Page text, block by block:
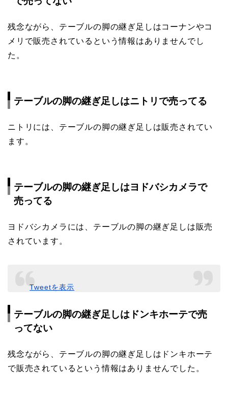
残念ながら、テーブルの脚の継ぎ足しはコーナンやコ
メリで販売されているという情報はありませんでし
た。
テーブルの脚の継ぎ足しはニトリで売ってる
ニトリには、テーブルの脚の継ぎ足しは販売されてい
ます。
テーブルの脚の継ぎ足しはヨドバシカメラで
売ってる
ヨドバシカメラには、テーブルの脚の継ぎ足しは販売
されています。
Tweetを表示
テーブルの脚の継ぎ足しはドンキホーテで売
ってない
残念ながら、テーブルの脚の継ぎ足しはドンキホーテ
で販売されているという情報はありませんでした。